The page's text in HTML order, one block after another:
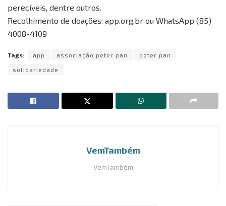
perecíveis, dentre outros.
Recolhimento de doações: app.org.br ou WhatsApp (85)
4008-4109
Tags: app associação peter pan peter pan
solidariedade
VemTambém
VemTambém